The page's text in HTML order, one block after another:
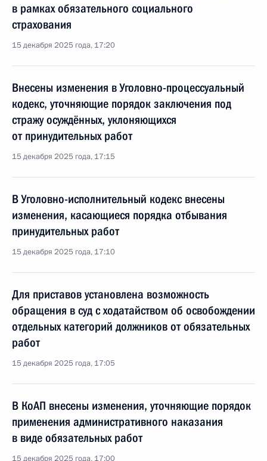
в рамках обязательного социального
страхования
15 декабря 2025 года, 17:20
Внесены изменения в Уголовно-процессуальный
кодекс, уточняющие порядок заключения под
стражу осуждённых, уклоняющихся
от принудительных работ
15 декабря 2025 года, 17:15
В Уголовно-исполнительный кодекс внесены
изменения, касающиеся порядка отбывания
принудительных работ
15 декабря 2025 года, 17:10
Для приставов установлена возможность
обращения в суд с ходатайством об освобождении
отдельных категорий должников от обязательных
работ
15 декабря 2025 года, 17:05
В КоАП внесены изменения, уточняющие порядок
применения административного наказания
в виде обязательных работ
15 декабря 2025 года, 17:00